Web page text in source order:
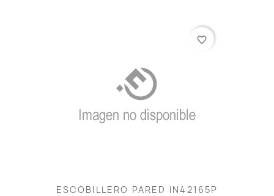
ESCOBILLERO PARED IN42165P
favorite_border